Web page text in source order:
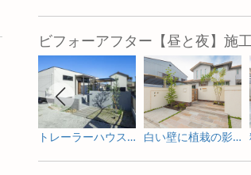
ビフォーアフター【昼と夜】施
トレーラーハウスの新築外構とガーデンデザイン 白い壁に植栽の影が揺れる新築外構